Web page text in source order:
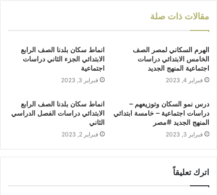
مقالات ذات صلة
الهرم السكاني لمصر الصف
الخامس الابتدائي دراسات
اجتماعية المنهج الجديد
فبراير 4, 2023
انماط سكان بلدنا الصف الرابع
الابتدائي الجزء الثاني دراسات
اجتماعية
فبراير 3, 2023
درس نمو السكان وتوزيعهم –
دراسات اجتماعية – خامسة ابتدائي
المنهج الجديد #مصر
فبراير 3, 2023
انماط سكان بلدنا الصف الرابع
الابتدائي دراسات الفصل الدراسي
الثاني
فبراير 2, 2023
اترك تعليقاً